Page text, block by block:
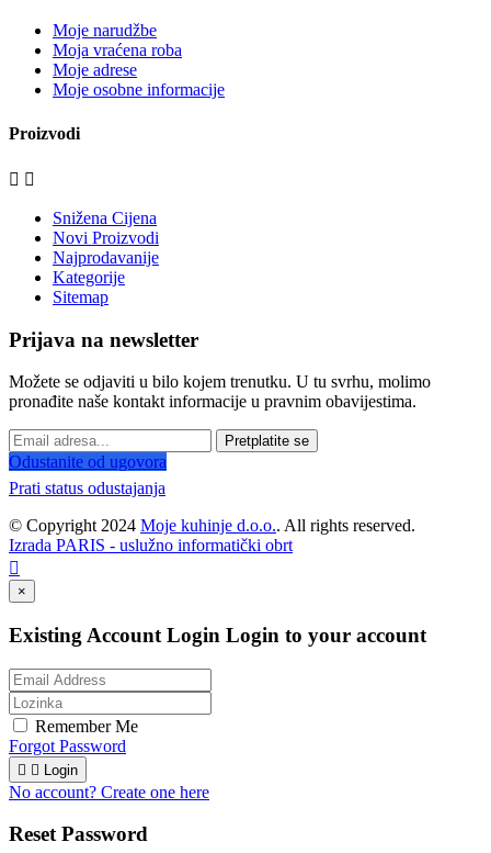
Moje narudžbe
Moja vraćena roba
Moje adrese
Moje osobne informacije
Proizvodi
 
Snižena Cijena
Novi Proizvodi
Najprodavanije
Kategorije
Sitemap
Prijava na newsletter
Možete se odjaviti u bilo kojem trenutku. U tu svrhu, molimo
pronađite naše kontakt informacije u pravnim obavijestima.
Pretplatite se
Odustanite od ugovora
Prati status odustajanja
© Copyright 2024 Moje kuhinje d.o.o.. All rights reserved.
Izrada PARIS - uslužno informatički obrt

×
Existing Account Login Login to your account
Remember Me
Forgot Password
  Login
No account? Create one here
Reset Password